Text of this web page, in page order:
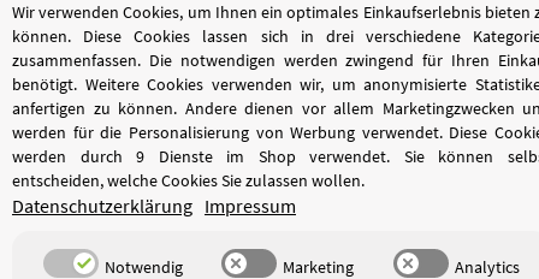
© Wassertechnik PRO
Powered by JTL-Shop
Wir verwenden Cookies, um Ihnen ein optimales Einkaufserlebnis bieten
können. Diese Cookies lassen sich in drei verschiedene
zusammenfassen. Die notwendigen werden zwingend für Ihren
benötigt. Weitere Cookies verwenden wir, um anonymisierte
anfertigen zu können. Andere dienen vor allem Marketingzwecken
werden für die Personalisierung von Werbung verwendet. Diese
werden durch 9 Dienste im Shop verwendet. Sie können
entscheiden, welche Cookies Sie zulassen wollen.
Datenschutzerklärung Impressum
Notwendig Marketing Analytics